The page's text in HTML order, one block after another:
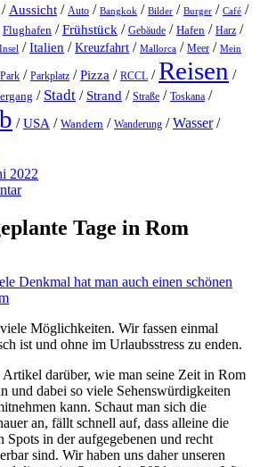
/ Aussicht / Auto / Bangkok / Bilder / Burger / Café /
Flughafen /Frühstück / Gebäude / Hafen / Harz /
Insel /Italien /Kreuzfahrt / Mallorca / Meer / Mein
Park / Parkplatz /Pizza / RCCL /Reisen /
/ Stadt / Strand / Straße / Toskana /
/USA / Wandern / Wanderung /Wasser/
2022
Tage in Rom
Möglichkeiten. Wir fassen einmal
ist und ohne im Urlaubsstress zu enden.
Artikel darüber, wie man seine Zeit in Rom
und dabei so viele Sehenswürdigkeiten
kann. Schaut man sich die
an, fällt schnell auf, dass alleine die
Spots in der aufgegebenen und recht
sind. Wir haben uns daher unseren